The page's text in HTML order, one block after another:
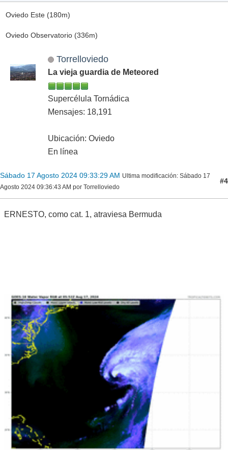
Oviedo Este (180m)
Oviedo Observatorio (336m)
Torrelloviedo
La vieja guardia de Meteored
Supercélula Tornádica
Mensajes: 18,191
Ubicación: Oviedo
En línea
Sábado 17 Agosto 2024 09:33:29 AM Ultima modificación: Sábado 17
Agosto 2024 09:36:43 AM por Torrelloviedo
#4
ERNESTO, como cat. 1, atraviesa Bermuda